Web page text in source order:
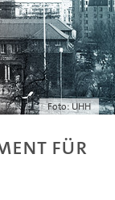
Foto: UHH
für